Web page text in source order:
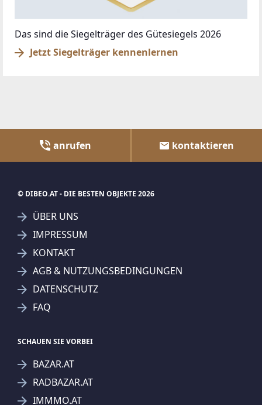
Das sind die Siegelträger des Gütesiegels 2026
Jetzt Siegelträger kennenlernen
anrufen kontaktieren
© DIBEO.AT - DIE BESTEN OBJEKTE 2026
ÜBER UNS
IMPRESSUM
KONTAKT
AGB & NUTZUNGSBEDINGUNGEN
DATENSCHUTZ
FAQ
SCHAUEN SIE VORBEI
BAZAR.AT
RADBAZAR.AT
IMMMO.AT